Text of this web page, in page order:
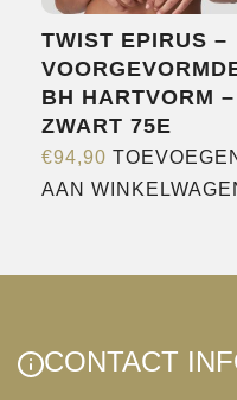
op
de
TWIST EPIRUS –
BH HARTVORM –
ZWART 75E
€94,90
AAN
CONTACT